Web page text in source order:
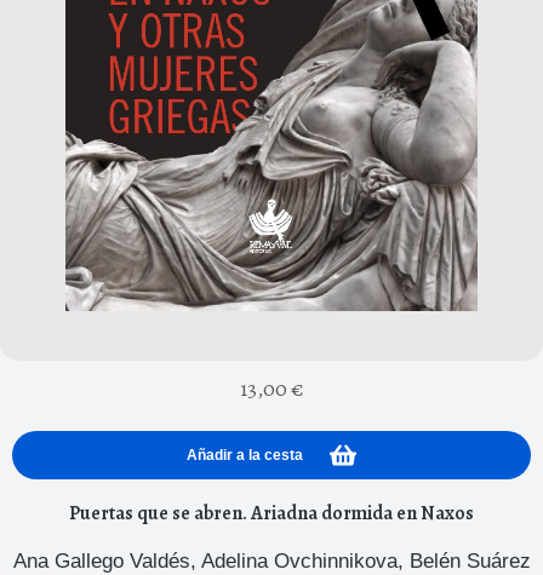
13,00€
Añadir a la cesta
Puertas que se abren. Ariadna dormida en Naxos
Ana Gallego Valdés, Adelina Ovchinnikova, Belén Suárez